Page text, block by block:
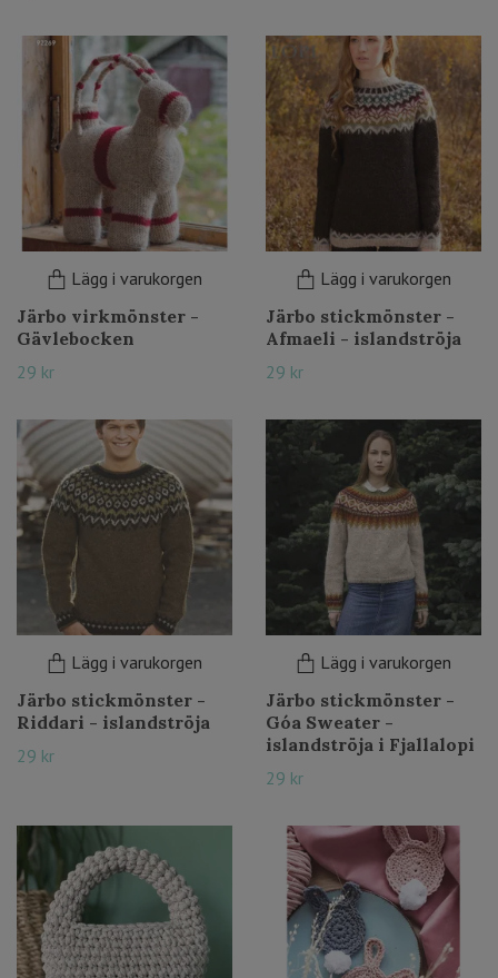
Lägg i varukorgen
Järbo virkmönster -
Gävlebocken
29 kr
Lägg i varukorgen
Järbo stickmönster -
Afmaeli - islandströja
29 kr
Lägg i varukorgen
Järbo stickmönster -
Riddari - islandströja
29 kr
Lägg i varukorgen
Järbo stickmönster -
Góa Sweater -
islandströja i Fjallalopi
29 kr